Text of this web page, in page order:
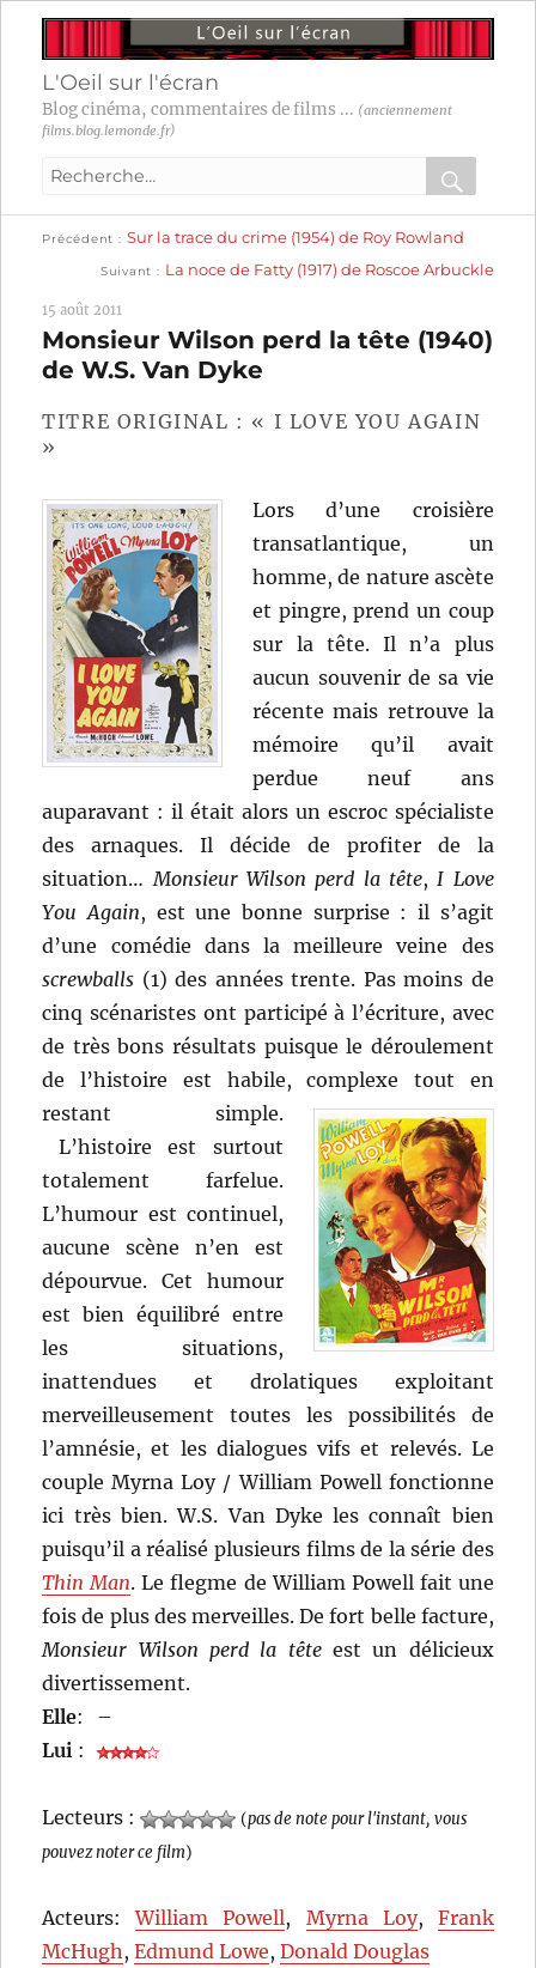
L'Oeil sur l'écran
Blog cinéma, commentaires de films ... (anciennement
films.blog.lemonde.fr)
Recherche
:
OK
Navigation
l’article
Précédent
précédente :
Sur la trace du crime (1954) de Roy Rowland
Suivant
suivante :
La noce de Fatty (1917) de Roscoe Arbuckle
15 août 2011
Monsieur Wilson perd la tête (1940)
de W.S. Van Dyke
TITRE ORIGINAL : « I LOVE YOU AGAIN
»
Lors d’une croisière
transatlantique, un
homme, de nature ascète
et pingre, prend un coup
sur la tête. Il n’a plus
aucun souvenir de sa vie
récente mais retrouve la
mémoire qu’il avait
perdue neuf ans
auparavant : il était alors un escroc spécialiste
des arnaques. Il décide de profiter de la
situation…Monsieur Wilson perd la tête,I Love
You Again, est une bonne surprise : il s’agit
d’une comédie dans la meilleure veine des
screwballs (1) des années trente. Pas moins de
cinq scénaristes ont participé à l’écriture, avec
de très bons résultats puisque le déroulement
de l’histoire est habile, complexe tout en
restant simple.
L’histoire est surtout
totalement farfelue.
L’humour est continuel,
aucune scène n’en est
dépourvue. Cet humour
est bien équilibré entre
les situations,
inattendues et drolatiques exploitant
merveilleusement toutes les possibilités de
l’amnésie, et les dialogues vifs et relevés. Le
couple Myrna Loy / William Powell fonctionne
ici très bien. W.S. Van Dyke les connaît bien
puisqu’il a réalisé plusieurs films de la série des
Thin Man. Le flegme de William Powell fait une
fois de plus des merveilles. De fort belle facture,
Monsieur Wilson perd la têteest un délicieux
divertissement.
Elle:
–
Lui :
Lecteurs : (pas de note pour l'instant, vous
pouvez noter ce film)
Acteurs:William Powell, Myrna Loy, Frank
McHugh,Edmund Lowe,Donald Douglas